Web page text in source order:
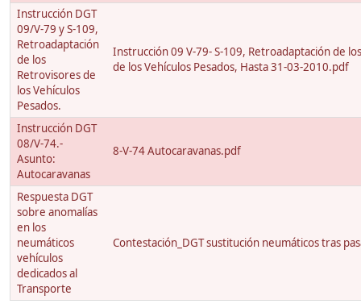
Instrucción DGT
09/V-79 y S-109,
Retroadaptación
de los
Retrovisores de
los Vehículos
Pesados.
Instrucción 09 V-79- S-109, Retroadaptación de
de los Vehículos Pesados, Hasta 31-03-2010.pdf
Instrucción DGT
08/V-74.-
Asunto:
Autocaravanas
8-V-74 Autocaravanas.pdf
Respuesta DGT
sobre anomalías
en los
neumáticos
vehículos
dedicados al
Transporte
Contestación_DGT sustitución neumáticos tras